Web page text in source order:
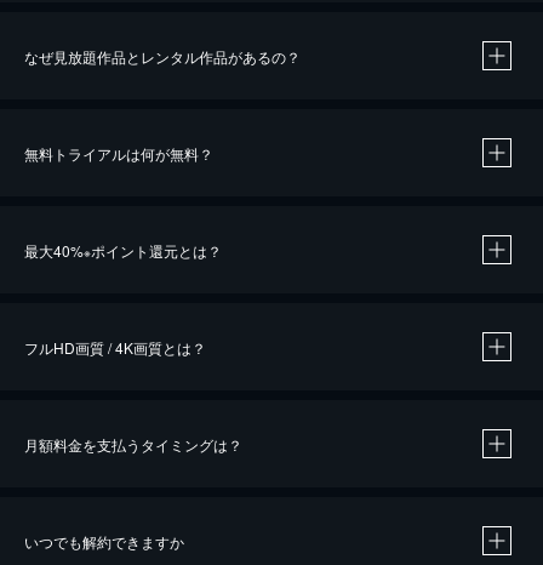
なぜ見放題作品とレンタル作品があるの？
無料トライアルは何が無料？
最大40%※ポイント還元とは？
※40％ポイント還元の対象は、クレジットカード決済による作品の購入 / レンタルです。
フルHD画質 / 4K画質とは？
月額料金を支払うタイミングは？
いつでも解約できますか